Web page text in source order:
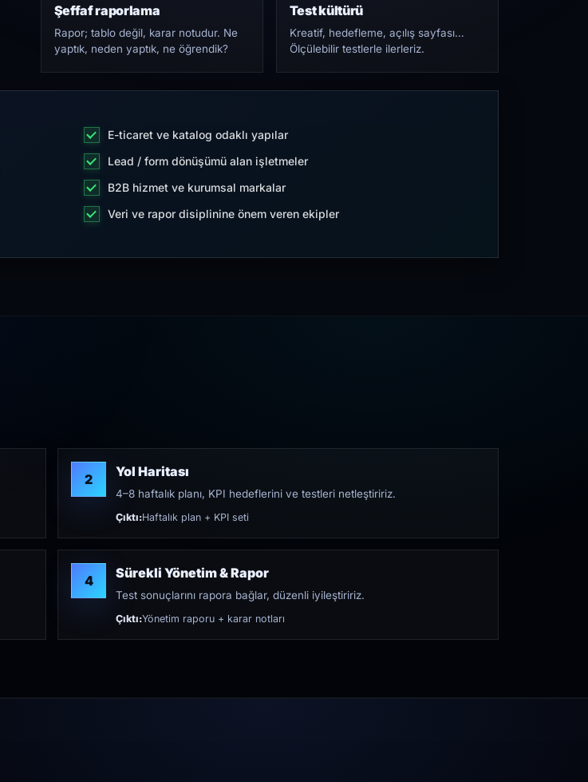
Şeffaf raporlama
Rapor; tablo değil, karar notudur. Ne
yaptık, neden yaptık, ne öğrendik?
Test kültürü
Kreatif, hedefleme, açılış sayfası…
Ölçülebilir testlerle ilerleriz.
E-ticaret ve katalog odaklı yapılar
Lead / form dönüşümü alan işletmeler
B2B hizmet ve kurumsal markalar
Veri ve rapor disiplinine önem veren ekipler
2 Yol Haritası
4–8 haftalık planı, KPI hedeflerini ve testleri netleştiririz.
Çıktı:Haftalık plan + KPI seti
4 Sürekli Yönetim & Rapor
Test sonuçlarını rapora bağlar, düzenli iyileştiririz.
Çıktı:Yönetim raporu + karar notları